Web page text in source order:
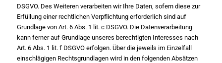
DSGVO. Des Weiteren verarbeiten wir Ihre Daten, sofern diese zur
Erfüllung einer rechtlichen Verpflichtung erforderlich sind auf
Grundlage von Art. 6 Abs. 1 lit. c DSGVO. Die Datenverarbeitung
kann ferner auf Grundlage unseres berechtigten Interesses nach
Art. 6 Abs. 1 lit. f DSGVO erfolgen. Über die jeweils im Einzelfall
einschlägigen Rechtsgrundlagen wird in den folgenden Absätzen